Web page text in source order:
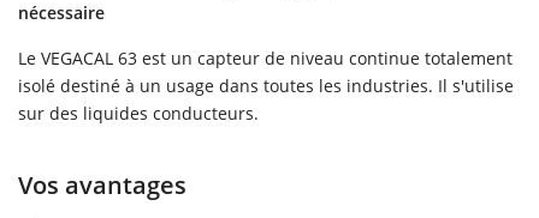
nécessaire
Le VEGACAL 63 est un capteur de niveau continue totalement
isolé destiné à un usage dans toutes les industries. Il s'utilise
sur des liquides conducteurs.
Vos avantages